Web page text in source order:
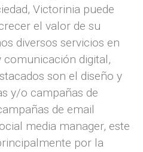
Victorinia puede
el valor de su
diversos servicios en
comunicación digital,
son el diseño y
y/o campañas de
de email
media manager, este
por la